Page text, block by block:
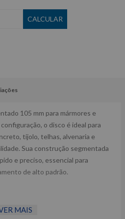
105 mm para mármores e
o disco é ideal para
tijolo, telhas, alvenaria e
Sua construção segmentada
e preciso, essencial para
de alto padrão.
MAIS